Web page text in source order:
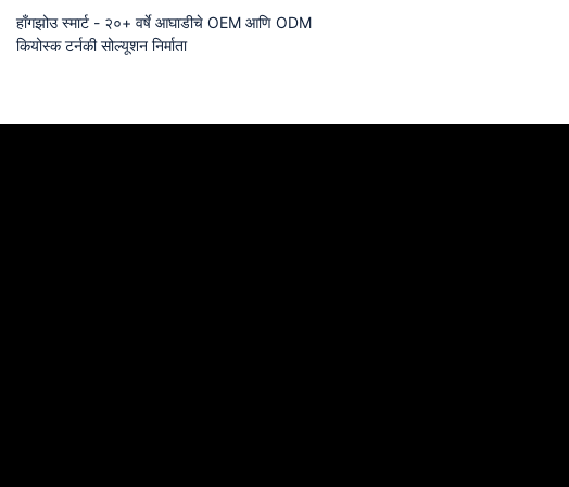
हाँगझोउ स्मार्ट - २०+ वर्षे आघाडीचे OEM आणि ODM
कियोस्क टर्नकी सोल्यूशन निर्माता